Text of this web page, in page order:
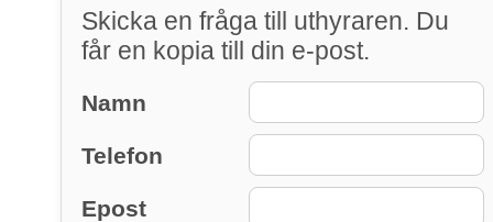
Skicka en fråga till uthyraren. Du
får en kopia till din e-post.
Namn
Telefon
Epost